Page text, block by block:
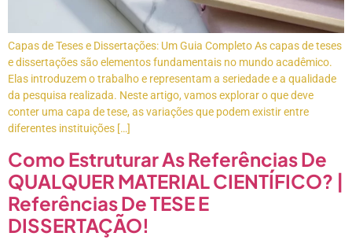
Capas de Teses e Dissertações: Um Guia Completo As capas de teses
e dissertações são elementos fundamentais no mundo acadêmico.
Elas introduzem o trabalho e representam a seriedade e a qualidade
da pesquisa realizada. Neste artigo, vamos explorar o que deve
conter uma capa de tese, as variações que podem existir entre
diferentes instituições […]
Como Estruturar As Referências De
QUALQUER MATERIAL CIENTÍFICO? |
Referências De TESE E
DISSERTAÇÃO!